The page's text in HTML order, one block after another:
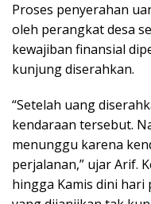
Proses penyerahan
oleh perangkat desa
kewajiban finansial
kunjung diserahkan.
“Setelah uang
kendaraan tersebut.
menunggu karena
perjalanan,” ujar Arif.
hingga Kamis dini hari